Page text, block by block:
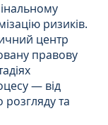
ризиків.
центр
правову
— від
розгляду та